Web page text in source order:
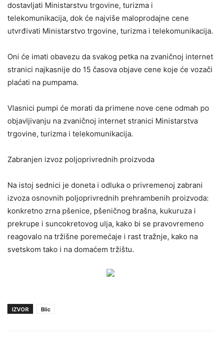
dostavljati Ministarstvu trgovine, turizma i
telekomunikacija, dok će najviše maloprodajne cene
utvrđivati Ministarstvo trgovine, turizma i telekomunikacija.
Oni će imati obavezu da svakog petka na zvaničnoj internet
stranici najkasnije do 15 časova objave cene koje će vozači
plaćati na pumpama.
Vlasnici pumpi će morati da primene nove cene odmah po
objavljivanju na zvaničnoj internet stranici Ministarstva
trgovine, turizma i telekomunikacija.
Zabranjen izvoz poljoprivrednih proizvoda
Na istoj sednici je doneta i odluka o privremenoj zabrani
izvoza osnovnih poljoprivrednih prehrambenih proizvoda:
konkretno zrna pšenice, pšeničnog brašna, kukuruza i
prekrupe i suncokretovog ulja, kako bi se pravovremeno
reagovalo na tržišne poremećaje i rast tražnje, kako na
svetskom tako i na domaćem tržištu.
IZVOR Blic